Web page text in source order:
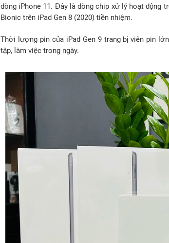
dòng iPhone 11. Đây là dòng chip xử lý hoạt động
Bionic trên iPad Gen 8 (2020) tiền nhiệm.
Thời lượng pin của iPad Gen 9 trang bị viên pin
tập, làm việc trong ngày.